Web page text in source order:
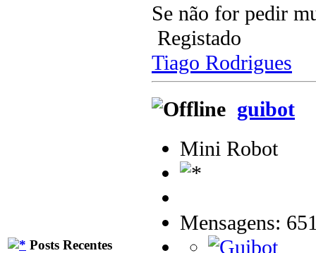
Posts Recentes
Se não for pedir
Registado
Tiago Rodrigues
guibot
Mini Robot
Mensagens: